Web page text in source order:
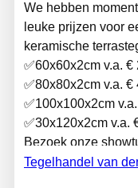
We hebben
leuke prijzen voor
keramische
✅60x60x2cm v.a. €
✅80x80x2cm v.a. €
✅100x100x2cm
✅30x120x2cm v.a.
Bezoek onze
tegels te bekijken.
Tegelhandel van